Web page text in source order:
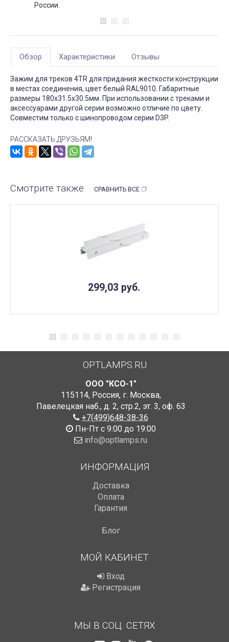
России.
Обзор Характеристики Отзывы
Зажим для треков 4TR для придания жесткости конструкции
в местах соединения, цвет белый RAL9010. Габаритные
размеры 180х31.5х30.5мм. При использовании с треками и
аксессуарами другой серии возможно отличие по цвету.
Совместим только с шинопроводом серии D3P.
РАССКАЗАТЬ ДРУЗЬЯМ!
Смотрите также СРАВНИТЬ ВСЕ
299,03 руб.
OPTLAMPS.RU
ООО "КСО-1"
115114, Россия, г. Москва,
Павелецкая наб., д. 2, стр.2, эт. 3, оф. 63
+7(499)648-38-36
Пн-Пт с 9:00 до 19:00
info@optlamps.ru
ИНФОРМАЦИЯ
Доставка
Оплата
Гарантия
Блог
МОЙ КАБИНЕТ
Вход
Регистрация
МЫ В СОЦ. СЕТЯХ